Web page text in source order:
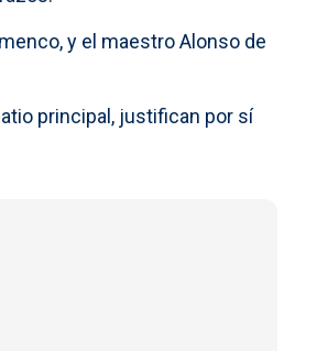
y el maestro Alonso de
principal, justifican por sí